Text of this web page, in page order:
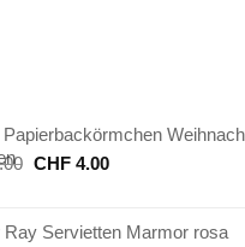
Papierbackörmchen
Ursprünglicher
CHF 8.00
CHF4.00Aktueller
CHF 4.00.
Ray Servietten Marmor rosa